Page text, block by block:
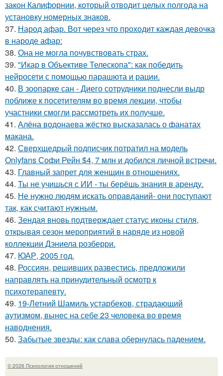
закон Калифорнии, который отводит целых полгода на
установку номерных знаков.
37. Народ афар. Вот через что проходит каждая девочка
в народе афар:
38. Она не могла почувствовать страх.
39. "Икар в Объективе Телескопа": как победить
нейросети с помощью парашюта и рации.
40. В зоопарке сан - Диего сотрудники поднесли выдр
поближе к посетителям во время лекции, чтобы
участники смогли рассмотреть их получше.
41. Алёна водонаева жёстко высказалась о фанатах
макана.
42. Сверхщедрый подписчик потратил на модель
Onlyfans Софи Рейн $4, 7 млн и добился личной встречи.
43. Главный запрет для женщин в отношениях.
44. Ты не учишься с ИИ - ты берёшь знания в аренду.
45. Не нужно людям искать оправданий- они поступают
так, как считают нужным.
46. Зендая вновь подтверждает статус иконы стиля,
открывая сезон мероприятий в наряде из новой
коллекции Дэниела розберри.
47. ЮАР, 2005 год.
48. Россиян, решивших развестись, предложили
направлять на принудительный осмотр к
психотерапевту.
49. 19-Летний Шамиль устарбеков, страдающий
аутизмом, вынес на себе 23 человека во время
наводнения.
50. Забытые звезды: как слава обернулась падением.
© 2026 Психология отношений